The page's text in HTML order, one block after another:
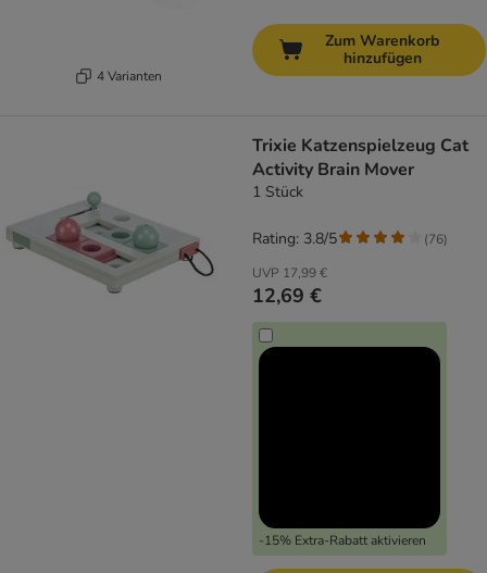
4 Varianten
Zum Warenkorb
hinzufügen
Trixie Katzenspielzeug Cat
Activity Brain Mover
1 Stück
UVP 17,99 €
12,69 €
-15% Extra-Rabatt aktivieren
Rating: 3.8/5 (76)